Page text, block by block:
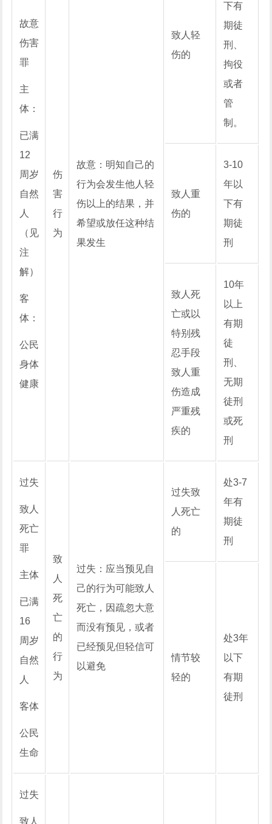
故意
伤害
罪
主
体：
已满
12
周岁
自然
人
（见
注
解）
客
体：
公民
身体
健康
伤
害
行
为
故意：明知自己的
行为会发生他人轻
伤以上的结果，并
希望或放任这种结
果发生
致人轻
伤的
下有
期徒
刑、
拘役
或者
管
制。
致人重
伤的
3-10
年以
下有
期徒
刑
致人死
亡或以
特别残
忍手段
致人重
伤造成
严重残
疾的
10年
以上
有期
徒
刑、
无期
徒刑
或死
刑
过失
致人
死亡
罪
主体
已满
16
周岁
自然
人
客体
公民
生命
致
人
死
亡
的
行
为
过失：应当预见自
己的行为可能致人
死亡，因疏忽大意
而没有预见，或者
已经预见但轻信可
以避免
过失致
人死亡
的
处3-7
年有
期徒
刑
情节较
轻的
处3年
以下
有期
徒刑
过失
致人